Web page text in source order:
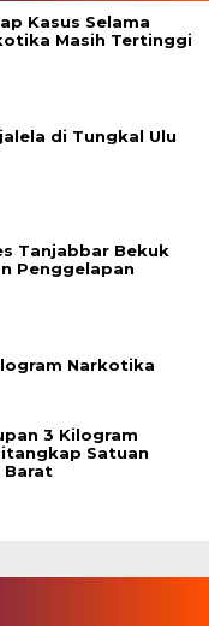
Kasus Selama
Masih Tertinggi
di Tungkal Ulu
Tanjabbar Bekuk
Penggelapan
Narkotika
3 Kilogram
Satuan
Barat